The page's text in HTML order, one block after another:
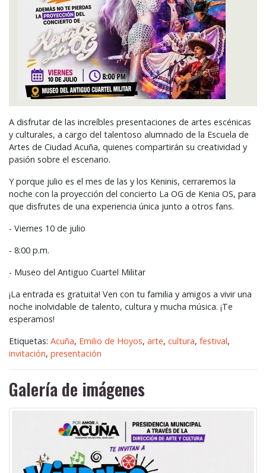
A disfrutar de las increíbles presentaciones de artes escénicas
y culturales, a cargo del talentoso alumnado de la Escuela de
Artes de Ciudad Acuña, quienes compartirán su creatividad y
pasión sobre el escenario.
Y porque julio es el mes de las y los Keninis, cerraremos la
noche con la proyección del concierto La OG de Kenia OS, para
que disfrutes de una experiencia única junto a otros fans.
- Viernes 10 de julio
- 8:00 p.m.
- Museo del Antiguo Cuartel Militar
¡La entrada es gratuita! Ven con tu familia y amigos a vivir una
noche inolvidable de talento, cultura y mucha música. ¡Te
esperamos!
Etiquetas: Acuña, Emilio de Hoyos, arte, cultura, festival,
invitación, presentación
Galería de imágenes